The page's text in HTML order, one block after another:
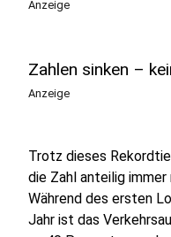
Anzeige
Zahlen sinken –
Anzeige
Trotz dieses
die Zahl anteilig immer
Während des ersten
Jahr ist das